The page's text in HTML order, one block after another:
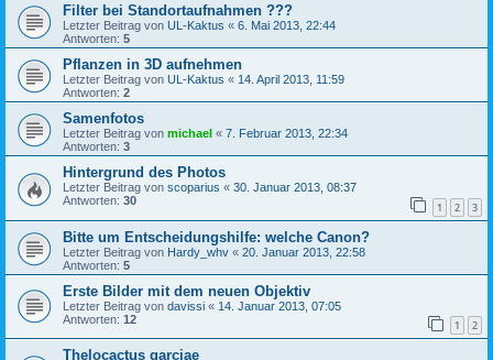
Filter bei Standortaufnahmen ???
Letzter Beitrag von UL-Kaktus « 6. Mai 2013, 22:44
Antworten: 5
Pflanzen in 3D aufnehmen
Letzter Beitrag von UL-Kaktus « 14. April 2013, 11:59
Antworten: 2
Samenfotos
Letzter Beitrag von michael « 7. Februar 2013, 22:34
Antworten: 3
Hintergrund des Photos
Letzter Beitrag von scoparius « 30. Januar 2013, 08:37
Antworten: 30 1 2 3
Bitte um Entscheidungshilfe: welche Canon?
Letzter Beitrag von Hardy_whv « 20. Januar 2013, 22:58
Antworten: 5
Erste Bilder mit dem neuen Objektiv
Letzter Beitrag von davissi « 14. Januar 2013, 07:05
Antworten: 12 1 2
Thelocactus garciae